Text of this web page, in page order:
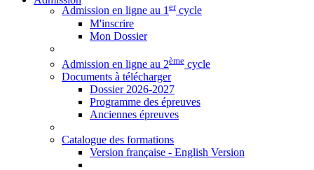
Admission en ligne au 1ercycle
M'inscrire
Mon Dossier
Admission en ligne au 2ème cycle
Documents à télécharger
Dossier 2026-2027
Programme des épreuves
Anciennes épreuves
Catalogue des formations
Version française - English Version